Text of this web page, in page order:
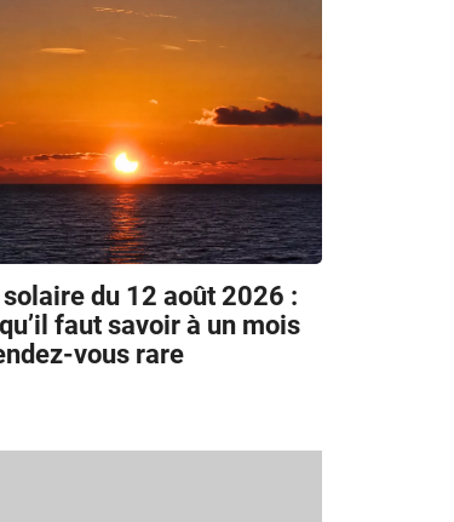
du 12 août 2026 :
faut savoir à un mois
vous rare